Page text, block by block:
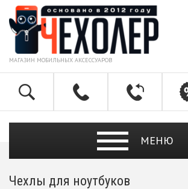
МАГАЗИН МОБИЛЬНЫХ АКСЕССУАРОВ
МЕНЮ
Чехлы для ноутбуков